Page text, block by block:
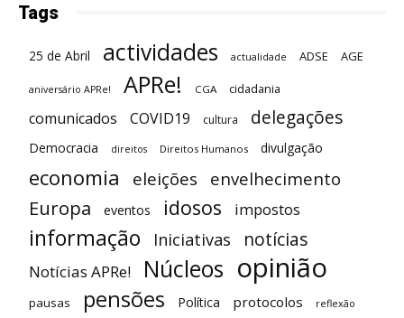
Tags
25 de Abril actividades actualidade ADSE AGE
aniversário APRe! APRe! CGA cidadania
comunicados COVID19 cultura delegações
Democracia direitos Direitos Humanos divulgação
economia eleições envelhecimento
Europa eventos idosos impostos
informação Iniciativas notícias
Notícias APRe! Núcleos opinião
pausas pensões Política protocolos reflexão